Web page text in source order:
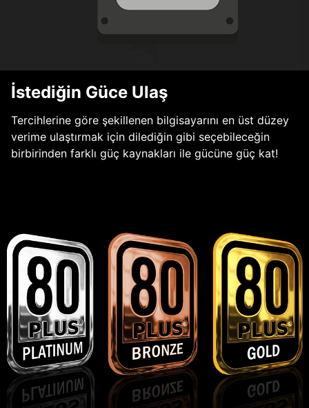
İstediğin Güce Ulaş
Tercihlerine göre şekillenen bilgisayarını en üst düzey
verime ulaştırmak için dilediğin gibi seçebileceğin
birbirinden farklı güç kaynakları ile gücüne güç kat!